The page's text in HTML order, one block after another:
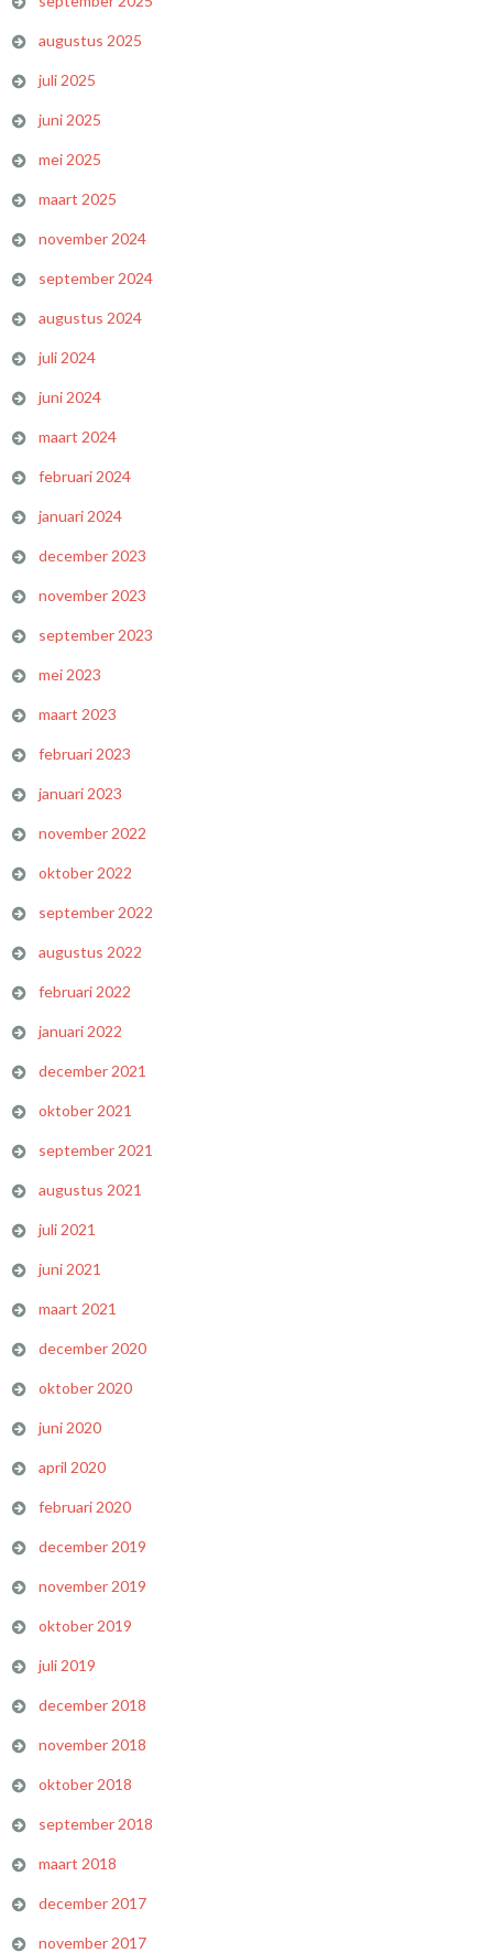
augustus 2025
juli 2025
juni 2025
mei 2025
maart 2025
november 2024
september 2024
augustus 2024
juli 2024
juni 2024
maart 2024
februari 2024
januari 2024
december 2023
november 2023
september 2023
mei 2023
maart 2023
februari 2023
januari 2023
november 2022
oktober 2022
september 2022
augustus 2022
februari 2022
januari 2022
december 2021
oktober 2021
september 2021
augustus 2021
juli 2021
juni 2021
maart 2021
december 2020
oktober 2020
juni 2020
april 2020
februari 2020
december 2019
november 2019
oktober 2019
juli 2019
december 2018
november 2018
oktober 2018
september 2018
maart 2018
december 2017
november 2017